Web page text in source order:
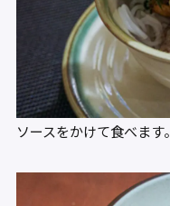
ソースをかけて食べます。